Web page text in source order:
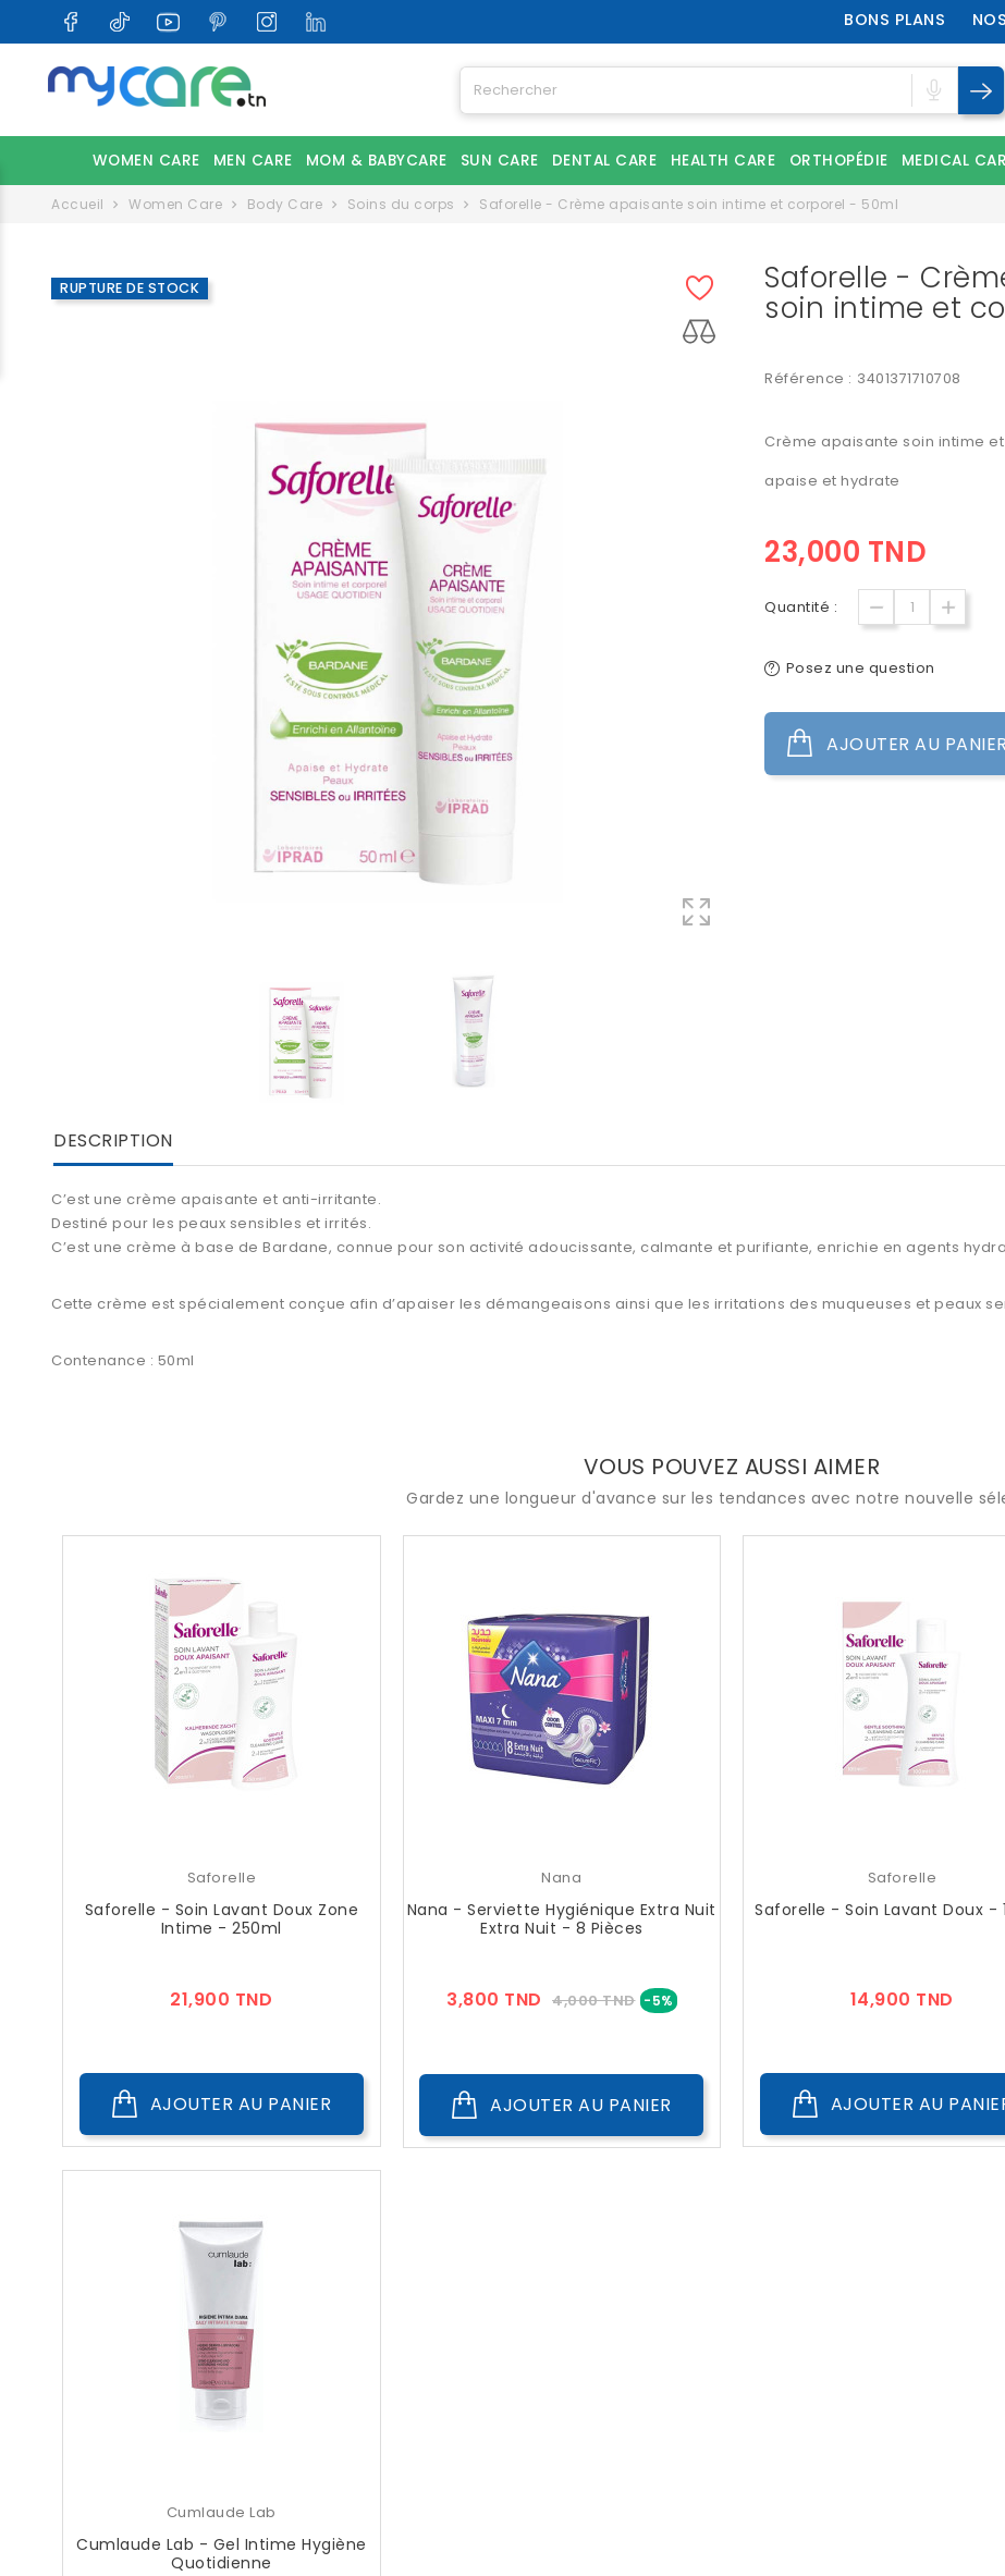
BONS PLANS
WOMEN CARE MEN CARE MOM & BABYCARE SUN CARE DENTAL CARE HEALTH CARE ORTHOPÉDIE MEDICAL
Accueil Women Care Body Care Soins du corps Saforelle - Crème apaisante soin intime et corporel - 50ml
RUPTURE DE STOCK Saforelle -
soin intime et
Référence : 3401371710708
Crème apaisante soin intime
apaise et hydrate
23,000 TND
Quantité :
Posez une question
AJOUTER AU PANIER
DESCRIPTION
C’est une crème apaisante et anti-irritante.
Destiné pour les peaux sensibles et irrités.
C’est une crème à base de Bardane, connue pour son activité adoucissante, calmante et purifiante, enrichie en agents
Cette crème est spécialement conçue afin d’apaiser les démangeaisons ainsi que les irritations des muqueuses et peaux
Contenance : 50ml
VOUS POUVEZ AUSSI AIMER
Gardez une longueur d'avance sur les tendances avec notre nouvelle
Saforelle
Saforelle - Soin Lavant Doux Zone
Intime - 250ml
21,900 TND
AJOUTER AU PANIER
Nana
Nana - Serviette Hygiénique Extra Nuit
Extra Nuit - 8 Pièces
3,800 TND Prix
4,000 TND -5% Prix
AJOUTER AU PANIER
Saforelle
Saforelle - Soin Lavant Doux -
14,900 TND
AJOUTER AU
Cumlaude Lab
Cumlaude Lab - Gel Intime Hygiène
Quotidienne